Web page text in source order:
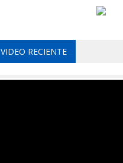
VIDEO RECIENTE